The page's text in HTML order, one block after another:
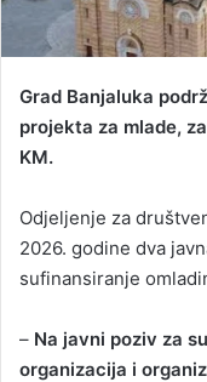
Grad Banjaluka
projekta za mlade,
KM.
Odjeljenje za
2026. godine dva
sufinansiranje
– Na javni poziv za
organizacija i